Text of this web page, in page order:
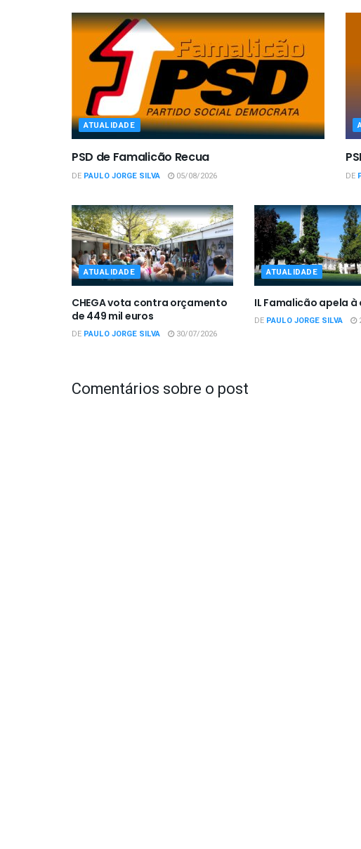
ATUALIDADE
PSD de Famalicão Recua
DE PAULO JORGE SILVA 05/08/2026 DE
ATUALIDADE
CHEGA vota contra orçamento
de 449 mil euros
DE PAULO JORGE SILVA 30/07/2026
ATUALIDADE
IL Famalicão apela
DE PAULO JORGE SILVA
Comentários sobre o post